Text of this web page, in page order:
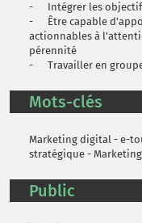
- Intégrer les objectifs
- Être capable
actionnables à
pérennité
- Travailler en groupe
Mots-clés
Marketing digital - e-
stratégique -
Public